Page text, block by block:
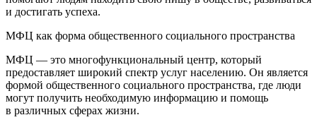
и достигать успеха.
МФЦ как форма общественного социального пространства
МФЦ — это многофункциональный центр, который
предоставляет широкий спектр услуг населению. Он является
формой общественного социального пространства, где люди
могут получить необходимую информацию и помощь
в различных сферах жизни.